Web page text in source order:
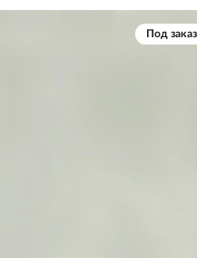
Под заказ